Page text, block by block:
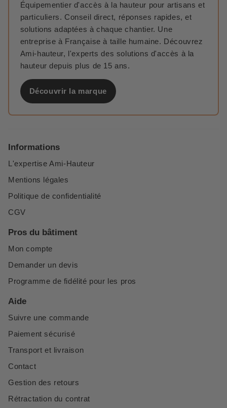
Équipementier d'accès à la hauteur pour artisans et
particuliers. Conseil direct, réponses rapides, et
solutions adaptées à chaque chantier. Une
entreprise à Française à taille humaine. Découvrez
Ami-hauteur, l'experts des solutions d'accès à la
hauteur depuis plus de 15 ans.
Découvrir la marque
Informations
L'expertise Ami-Hauteur
Mentions légales
Politique de confidentialité
CGV
Pros du bâtiment
Mon compte
Demander un devis
Programme de fidélité pour les pros
Aide
Suivre une commande
Paiement sécurisé
Transport et livraison
Contact
Gestion des retours
Rétractation du contrat